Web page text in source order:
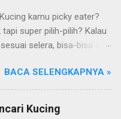
Tirta Surya ini, ada
Cat Litter, Cat
Stratcher, dan masih
merk pasir tofu dari PT
tapi merk Haipet juga ada
litter box-nya juga.
kamu picky eater?
super pilih-pilih? Kalau
selera, bisa-bisa dia
si Kucing bakal selektif
makanan deh! Duh, agak
kamu pernah kayak gitu
tapi jangan khawatir
BACA SELENGKAPNYA »
Kucing